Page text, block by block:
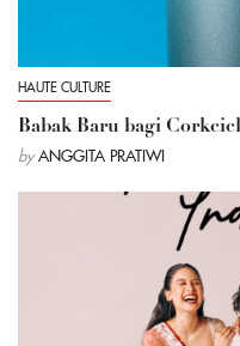
HAUTE CULTURE
Babak Baru bagi
by ANGGITA PRATIWI